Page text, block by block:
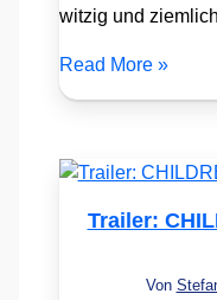
witzig und
Read More »
Trailer:
Von